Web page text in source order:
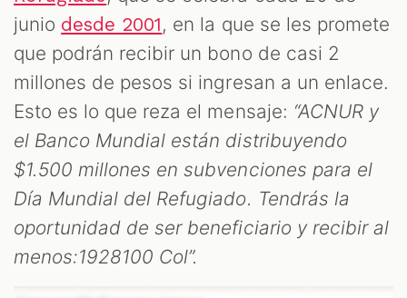
junio desde 2001, en la que se les promete
que podrán recibir un bono de casi 2
millones de pesos si ingresan a un enlace.
Esto es lo que reza el mensaje: “ACNUR y
el Banco Mundial están distribuyendo
$1.500 millones en subvenciones para el
Día Mundial del Refugiado. Tendrás la
oportunidad de ser beneficiario y recibir al
menos:1928100 Col”.